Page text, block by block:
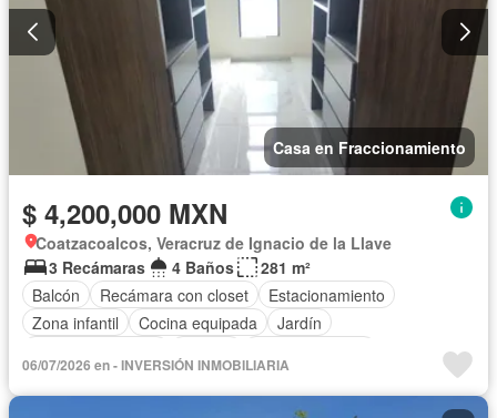
Casa en Fraccionamiento
$ 4,200,000 MXN
Coatzacoalcos, Veracruz de Ignacio de la Llave
3 Recámaras
4 Baños
281 m²
Balcón
Recámara con closet
Estacionamiento
Zona infantil
Cocina equipada
Jardín
Televisión por cable
Sin amueblar
06/07/2026 en - INVERSIÓN INMOBILIARIA